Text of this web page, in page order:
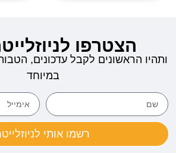
הצטרפו
ותהיו הראשונים לקבל עדכונים,
במיוחד
רשמו אותי